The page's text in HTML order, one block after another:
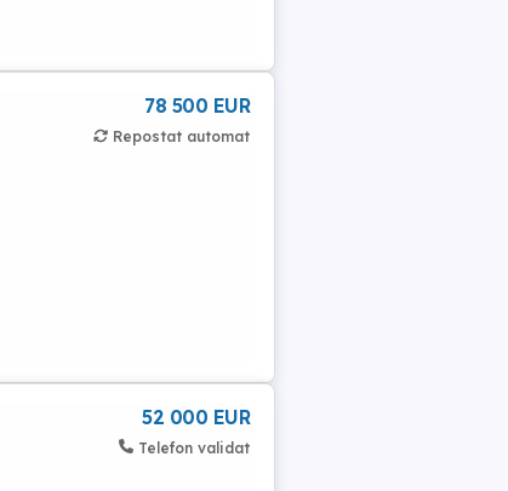
78 500 EUR
Repostat automat
52 000 EUR
Telefon validat